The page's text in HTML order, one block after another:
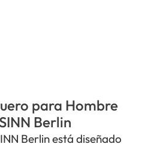
para Hombre
Berlin
Berlin está diseñado